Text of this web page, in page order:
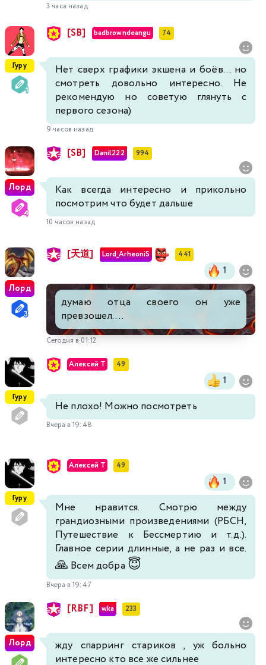
3 часа назад
Гуру
[SB] badbrowndeangu 74
Нет сверх графики экшена и боёв... но
смотреть довольно интересно. Не
рекомендую но советую глянуть с
первого сезона)
9 часов назад
Лорд
[SB] Danil222 994
Как всегда интересно и прикольно
посмотрим что будет дальше
10 часов назад
Лорд
[天道] Lord_ArheoniS 441
1
думаю отца своего он уже
превзошел....
Сегодня в 01:12
Гуру
Алексей Т 49
1
Не плохо! Можно посмотреть
Вчера в 19:48
Гуру
Алексей Т 49
1
Мне нравится. Смотрю между
грандиозными произведениями (РБСН,
Путешествие к Бессмертию и т.д.).
Главное серии длинные, а не раз и все.
🙏 Всем добра 😇
Вчера в 19:47
Лорд
[RBF] wka 233
жду спарринг стариков , уж больно
интересно кто все же сильнее